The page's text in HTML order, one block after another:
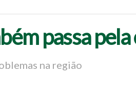
passa
na região